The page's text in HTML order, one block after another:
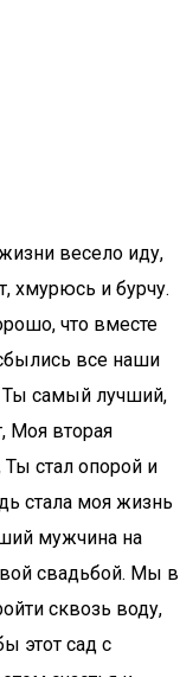
весело иду,
хмурюсь и бурчу.
что вместе
все наши
самый лучший,
Моя вторая
стал опорой и
стала моя жизнь
мужчина на
свадьбой. Мы в
сквозь воду,
этот сад с